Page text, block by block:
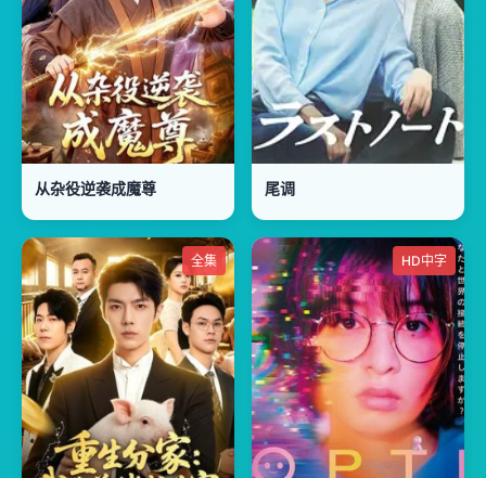
从杂役逆袭成魔尊 尾调
全集 HD中字